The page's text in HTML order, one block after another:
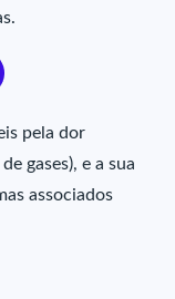
pela dor
gases), e a sua
associados